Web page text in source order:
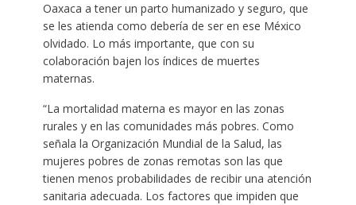
Oaxaca a tener un parto humanizado y seguro, que
se les atienda como debería de ser en ese México
olvidado. Lo más importante, que con su
colaboración bajen los índices de muertes
maternas.
“La mortalidad materna es mayor en las zonas
rurales y en las comunidades más pobres. Como
señala la Organización Mundial de la Salud, las
mujeres pobres de zonas remotas son las que
tienen menos probabilidades de recibir una atención
sanitaria adecuada. Los factores que impiden que